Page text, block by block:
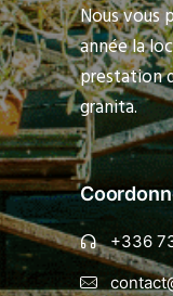
Nous vous
année la
prestation
granita.
+336